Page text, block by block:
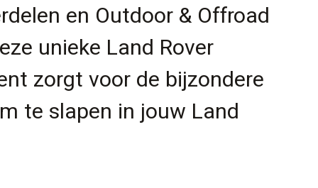
en Outdoor & Offroad
unieke Land Rover
zorgt voor de bijzondere
te slapen in jouw Land